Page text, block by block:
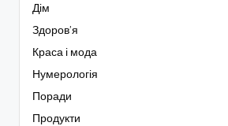
Дім
Здоров’я
Краса і мода
Нумерологія
Поради
Продукти